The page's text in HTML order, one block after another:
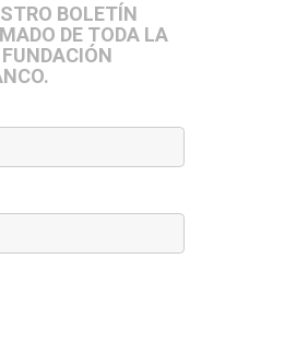
BOLETÍN
DE TODA LA